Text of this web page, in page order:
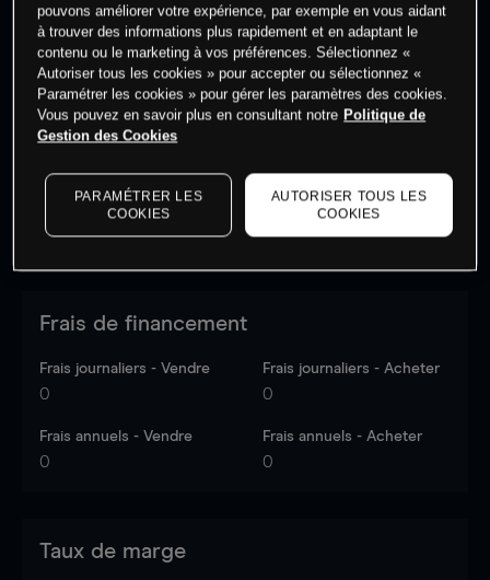
Les prix sont indicatifs.Connectez-vouspour voir les
dernières données du marché.
Log in
to see latest
Frais de financement
Frais journaliers - Vendre
0
Frais journaliers - Acheter
0
Frais annuels - Vendre
0
Frais annuels - Acheter
0
Taux de marge
pouvons améliorer votre expérience, par exemple en vous aidant
à trouver des informations plus rapidement et en adaptant le
contenu ou le marketing à vos préférences. Sélectionnez «
Autoriser tous les cookies » pour accepter ou sélectionnez «
Paramétrer les cookies » pour gérer les paramètres des cookies.
Vous pouvez en savoir plus en consultant notre Politique de
Gestion des Cookies
PARAMÉTRER LES
COOKIES
AUTORISER TOUS LES
COOKIES